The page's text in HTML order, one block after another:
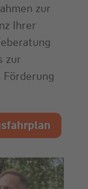
zur
Ihrer
zur